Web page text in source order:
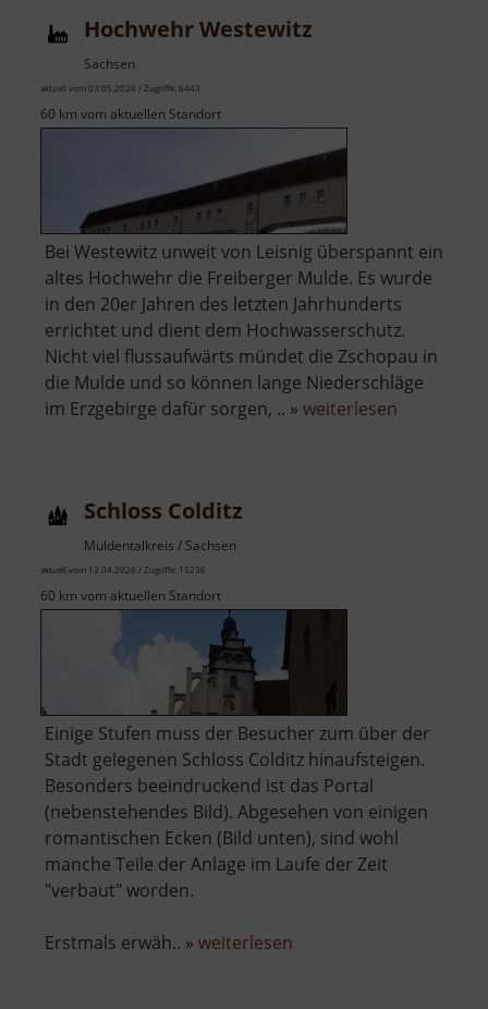
Hochwehr Westewitz
Sachsen
aktuell vom 03.05.2026 / Zugriffe: 6443
60 km vom aktuellen Standort
Bei Westewitz unweit von Leisnig überspannt ein
altes Hochwehr die Freiberger Mulde. Es wurde
in den 20er Jahren des letzten Jahrhunderts
errichtet und dient dem Hochwasserschutz.
Nicht viel flussaufwärts mündet die Zschopau in
die Mulde und so können lange Niederschläge
im Erzgebirge dafür sorgen, .. » weiterlesen
Schloss Colditz
Muldentalkreis / Sachsen
aktuell vom 13.04.2026 / Zugriffe: 15236
60 km vom aktuellen Standort
Einige Stufen muss der Besucher zum über der
Stadt gelegenen Schloss Colditz hinaufsteigen.
Besonders beeindruckend ist das Portal
(nebenstehendes Bild). Abgesehen von einigen
romantischen Ecken (Bild unten), sind wohl
manche Teile der Anlage im Laufe der Zeit
"verbaut" worden.
Erstmals erwäh.. » weiterlesen